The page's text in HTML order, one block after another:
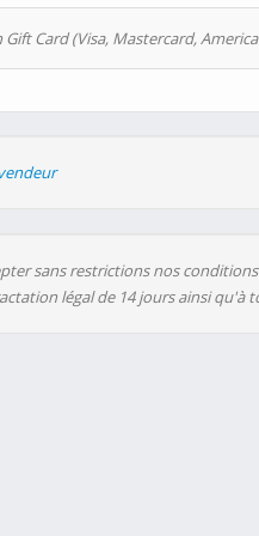
Card (Visa, Mastercard,
sans restrictions nos
légal de 14 jours ainsi